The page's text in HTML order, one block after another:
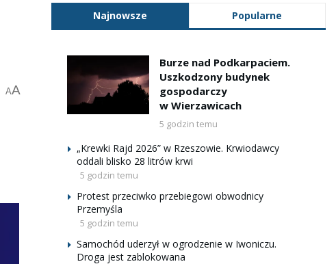
AA
Najnowsze Popularne
Burze nad Podkarpaciem.
Uszkodzony budynek
gospodarczy
w Wierzawicach
5 godzin temu
„Krewki Rajd 2026” w Rzeszowie. Krwiodawcy
oddali blisko 28 litrów krwi
5 godzin temu
Protest przeciwko przebiegowi obwodnicy
Przemyśla
5 godzin temu
Samochód uderzył w ogrodzenie w Iwoniczu.
Droga jest zablokowana